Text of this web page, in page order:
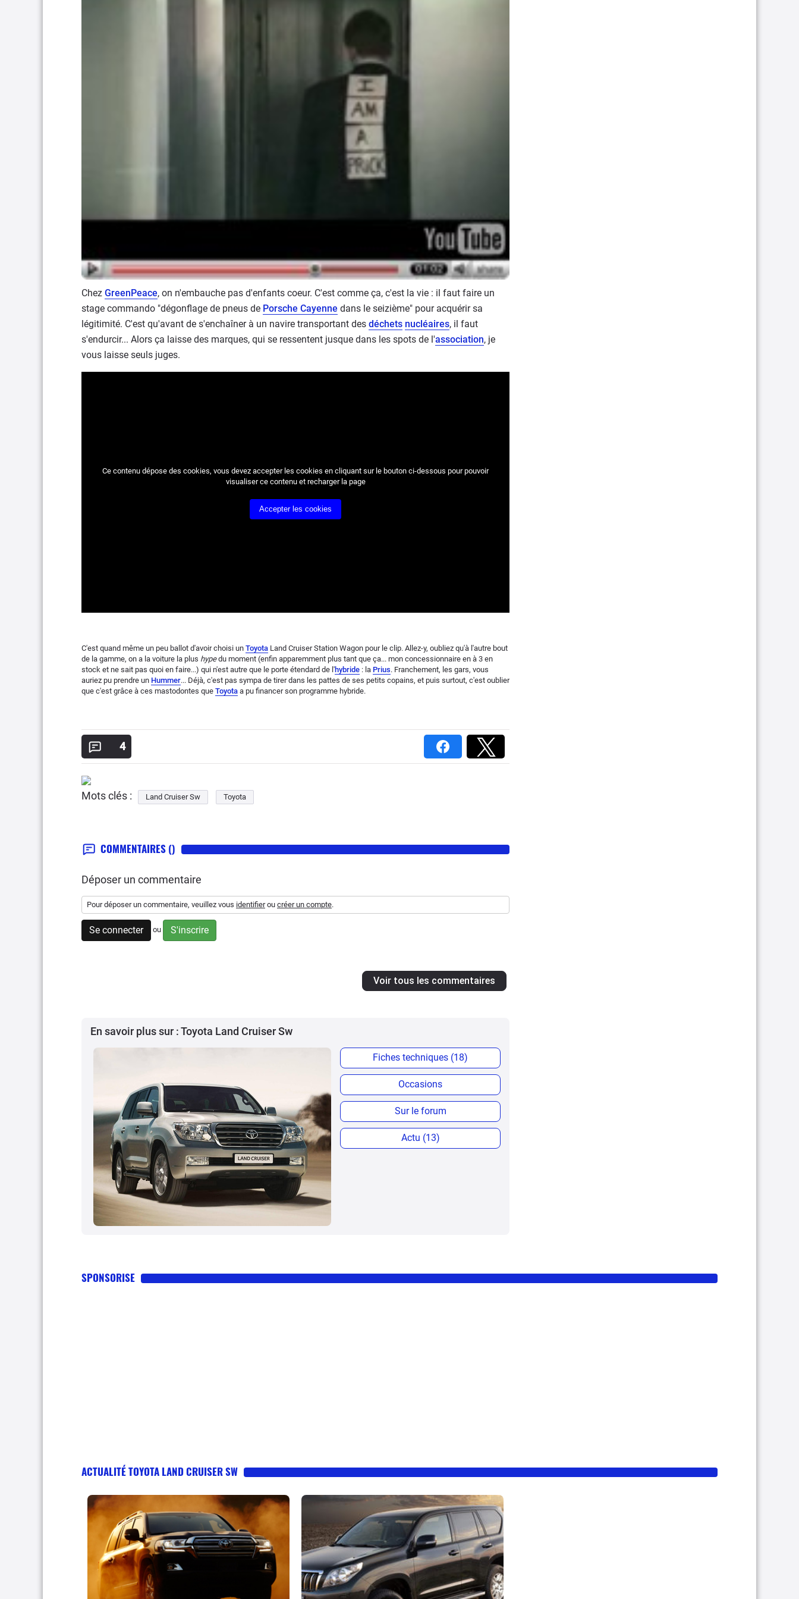
Chez GreenPeace, on n'embauche pas d'enfants coeur. C'est comme ça, c'est la vie : il faut faire un
stage commando "dégonflage de pneus de Porsche Cayenne dans le seizième" pour acquérir sa
légitimité. C'est qu'avant de s'enchaîner à un navire transportant des déchets nucléaires, il faut
s'endurcir... Alors ça laisse des marques, qui se ressentent jusque dans les spots de l'association, je
vous laisse seuls juges.
Ce contenu dépose des cookies, vous devez accepter les cookies en cliquant sur le bouton ci-dessous pour pouvoir
visualiser ce contenu et recharger la page
Accepter les cookies
C'est quand même un peu ballot d'avoir choisi un Toyota Land Cruiser Station Wagon pour le clip. Allez-y, oubliez qu'à l'autre bout
de la gamme, on a la voiture la plus hypedu moment (enfin apparemment plus tant que ça... mon concessionnaire en à 3 en
stock et ne sait pas quoi en faire...) qui n'est autre que le porte étendard de l'hybride : la Prius. Franchement, les gars, vous
auriez pu prendre un Hummer... Déjà, c'est pas sympa de tirer dans les pattes de ses petits copains, et puis surtout, c'est oublier
que c'est grâce à ces mastodontes que Toyota a pu financer son programme hybride.
4
Mots clés : Land Cruiser Sw Toyota
COMMENTAIRES ()
Déposer un commentaire
Pour déposer un commentaire, veuillez vous identifierou créer un compte.
Se connecter ou S'inscrire
Voir tous les commentaires
En savoir plus sur : Toyota Land Cruiser Sw
Fiches techniques (18)
Occasions
Sur le forum
Actu (13)
SPONSORISE
ACTUALITÉ TOYOTA LAND CRUISER SW